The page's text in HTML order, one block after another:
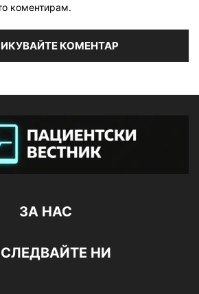
коментирам.
ЗА НАС
НИ